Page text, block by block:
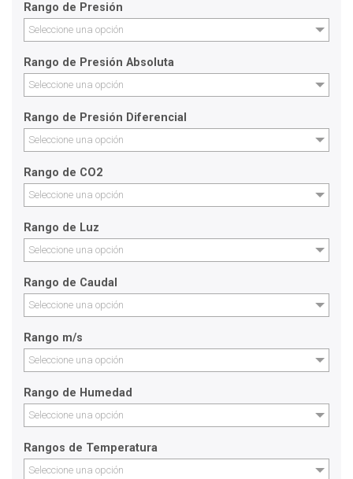
Rango de Presión
Seleccione una opción
Rango de Presión Absoluta
Seleccione una opción
Rango de Presión Diferencial
Seleccione una opción
Rango de CO2
Seleccione una opción
Rango de Luz
Seleccione una opción
Rango de Caudal
Seleccione una opción
Rango m/s
Seleccione una opción
Rango de Humedad
Seleccione una opción
Rangos de Temperatura
Seleccione una opción